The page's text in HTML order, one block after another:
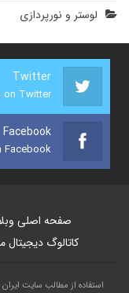
لوستر و نورپردازی
Twitter
on Twitter
Facebook
صفحه اصلی
کاتالوگ
استفاده از مطالب سايت